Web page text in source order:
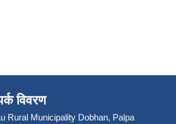
विवरण
Rural Municipality Dobhan, Palpa